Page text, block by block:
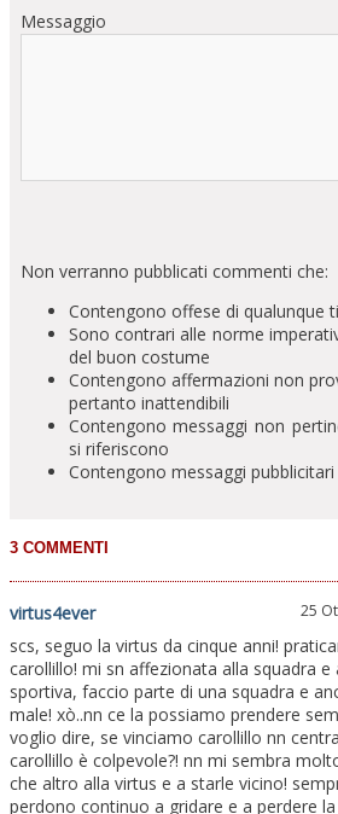
Messaggio
Non verranno pubblicati commenti che:
Contengono offese di qualunque
Sono contrari alle norme
del buon costume
Contengono affermazioni non
pertanto inattendibili
Contengono messaggi non
si riferiscono
Contengono messaggi pubblicitari
virtus4ever 25
scs, seguo la virtus da cinque anni!
carollillo! mi sn affezionata alla squadra e
sportiva, faccio parte di una squadra e
male! xò..nn ce la possiamo prendere
voglio dire, se vinciamo carollillo nn
carollillo è colpevole?! nn mi sembra
che altro alla virtus e a starle vicino!
perdono continuo a gridare e a perdere